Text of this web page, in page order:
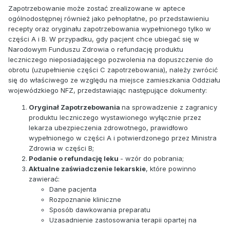
Zapotrzebowanie może zostać zrealizowane w aptece
ogólnodostępnej również jako pełnopłatne, po przedstawieniu
recepty oraz oryginału zapotrzebowania wypełnionego tylko w
części A i B. W przypadku, gdy pacjent chce ubiegać się w
Narodowym Funduszu Zdrowia o refundację produktu
leczniczego nieposiadającego pozwolenia na dopuszczenie do
obrotu (uzupełnienie części C zapotrzebowania), należy zwrócić
się do właściwego ze względu na miejsce zamieszkania Oddziału
wojewódzkiego NFZ, przedstawiając następujące dokumenty:
Oryginał Zapotrzebowania na sprowadzenie z zagranicy
produktu leczniczego wystawionego wyłącznie przez
lekarza ubezpieczenia zdrowotnego, prawidłowo
wypełnionego w części A i potwierdzonego przez Ministra
Zdrowia w części B;
Podanie o refundację leku - wzór do pobrania;
Aktualne zaświadczenie lekarskie, które powinno
zawierać:
Dane pacjenta
Rozpoznanie kliniczne
Sposób dawkowania preparatu
Uzasadnienie zastosowania terapii opartej na